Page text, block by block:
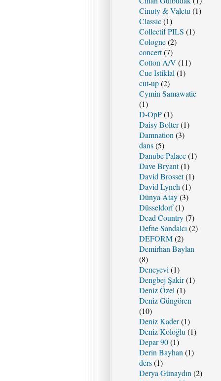
Cinuty & Valetu (1)
Classic(1)
Collectif PILS (1)
Cologne(2)
concert(7)
Cotton A/V (11)
Cue Istiklal (1)
cut-up(2)
Cymin Samawatie
(1)
D-OpP(1)
Daisy Bolter(1)
Damnation (3)
dans(5)
Danube Palace(1)
Dave Bryant(1)
David Brosset(1)
David Lynch (1)
Dünya Atay(3)
Düsseldorf(1)
Dead Country(7)
Defne Sandalcı (2)
DEFORM(2)
Demirhan Baylan
(8)
Deneyevi (1)
Dengbej Şakir(1)
Deniz Özel (1)
Deniz Güngören
(10)
Deniz Kader(1)
Deniz Koloğlu (1)
Depar 90(1)
Derin Bayhan (1)
ders(1)
Derya Günaydın (2)